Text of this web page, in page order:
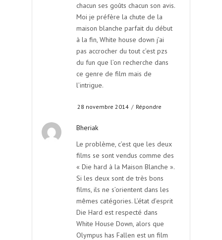
chacun ses goûts chacun son avis.
Moi je préfère la chute de la
maison blanche parfait du début
à la fin, White house down j’ai
pas accrocher du tout c’est pzs
du fun que l’on recherche dans
ce genre de film mais de
l’intrigue.
28 novembre 2014 / Répondre
Bheriak
Le problème, c’est que les deux
films se sont vendus comme des
« Die hard à la Maison Blanche ».
Si les deux sont de très bons
films, ils ne s’orientent dans les
mêmes catégories. L’état d’esprit
Die Hard est respecté dans
White House Down, alors que
Olympus has Fallen est un film